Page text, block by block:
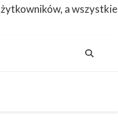
a wszystkie